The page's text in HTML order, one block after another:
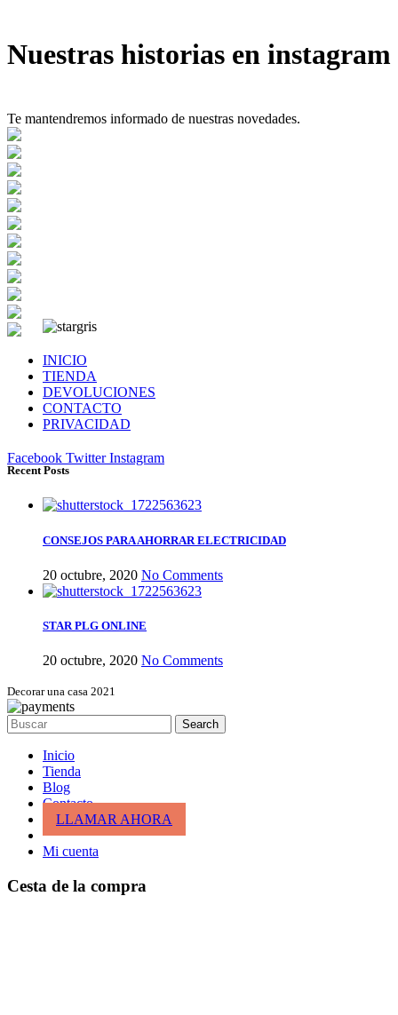
Nuestras historias en instagram
Te mantendremos informado de nuestras novedades.
INICIO
TIENDA
DEVOLUCIONES
CONTACTO
PRIVACIDAD
Facebook Twitter Instagram
Recent Posts
CONSEJOS PARA AHORRAR ELECTRICIDAD
20 octubre, 2020 No Comments
STAR PLG ONLINE
20 octubre, 2020 No Comments
Decorar una casa 2021
Search
Inicio
Tienda
Blog
Contacto
LLAMAR AHORA
Mi cuenta
Cesta de la compra